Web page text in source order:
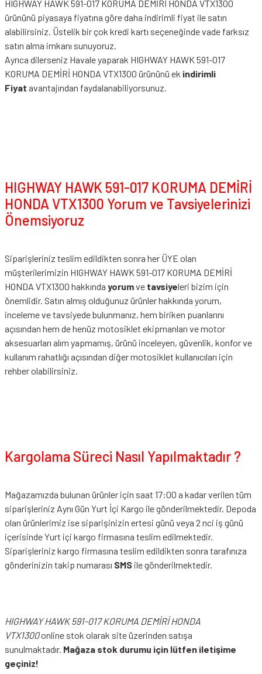
HIGHWAY HAWK 591-017 KORUMA DEMİRİ HONDA VTX1300
ürününü piyasaya fiyatına göre daha indirimli fiyat ile satın
alabilirsiniz. Üstelik bir çok kredi kartı seçeneğinde vade farksız
satın alma imkanı sunuyoruz.
Ayrıca dilerseniz Havale yaparak HIGHWAY HAWK 591-017
KORUMA DEMİRİ HONDA VTX1300 ürününü ek indirimli
Fiyat avantajından faydalanabiliyorsunuz.
HIGHWAY HAWK 591-017 KORUMA DEMİRİ
HONDA VTX1300 Yorum ve Tavsiyelerinizi
Önemsiyoruz
Siparişleriniz teslim edildikten sonra her ÜYE olan
müşterilerimizin HIGHWAY HAWK 591-017 KORUMA DEMİRİ
HONDA VTX1300 hakkında yorumve tavsiyeleri bizim için
önemlidir. Satın almış olduğunuz ürünler hakkında yorum,
inceleme ve tavsiyede bulunmanız, hem biriken puanlarını
açısından hem de henüz motosiklet ekipmanları ve motor
aksesuarları alım yapmamış, ürünü inceleyen, güvenlik, konfor ve
kullanım rahatlığı açısından diğer motosiklet kullanıcıları için
rehber olabilirsiniz.
Kargolama Süreci Nasıl Yapılmaktadır ?
Mağazamızda bulunan ürünler için saat 17:00 a kadar verilen tüm
siparişleriniz Aynı Gün Yurt İçi Kargo ile gönderilmektedir. Depoda
olan ürünlerimiz ise siparişinizin ertesi günü veya 2 nci iş günü
içerisinde Yurt içi kargo firmasına teslim edilmektedir.
Siparişleriniz kargo firmasına teslim edildikten sonra tarafınıza
gönderinizin takip numarası SMS ile gönderilmektedir.
HIGHWAY HAWK 591-017 KORUMA DEMİRİ HONDA
VTX1300online stok olarak site üzerinden satışa
sunulmaktadır. Mağaza stok durumu için lütfen iletişime
geçiniz!